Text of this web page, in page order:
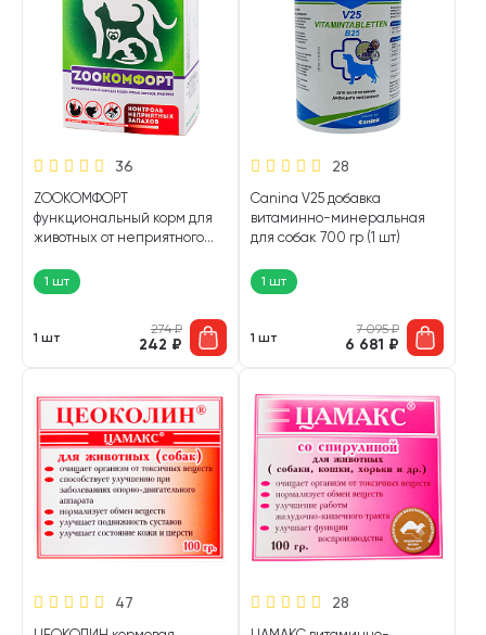
36
ZOOКОМФОРТ
функциональный корм для
животных от неприятного
1 шт
1 шт
274₽
242 ₽
28
Canina V25 добавка
витаминно-минеральная
для собак 700 гр (1 шт)
1 шт
1 шт
7 095₽
6 681 ₽
47 28